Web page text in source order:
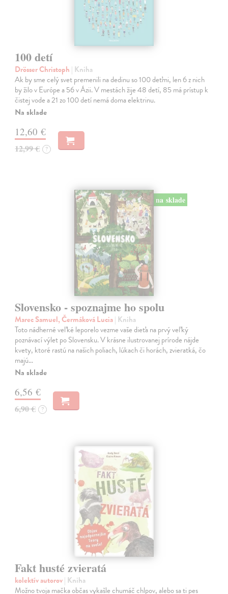
100 detí
Drösser Christoph | Kniha
Ak by sme celý svet premenili na dedinu so 100 deťmi, len 6 z nich
by žilo v Európe a 56 v Ázii. V mestách žije 48 detí, 85 má prístup k
čistej vode a 21 zo 100 detí nemá doma elektrinu.
Na sklade
12,60 €
12,99 € ?
na sklade
Slovensko - spoznajme ho spolu
Marec Samuel, Čermáková Lucia| Kniha
Toto nádherné veľké leporelo vezme vaše dieťa na prvý veľký
poznávací výlet po Slovensku. V krásne ilustrovanej prírode nájde
kvety, ktoré rastú na našich poliach, lúkach či horách, zvieratká, čo
majú…
Na sklade
6,56 €
6,90 € ?
Fakt husté zvieratá
kolektív autorov| Kniha
Možno tvoja mačka občas vykašle chumáč chlpov, alebo sa ti pes